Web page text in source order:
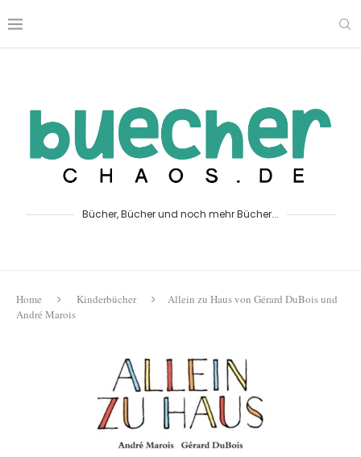
Bücher, Bücher und noch mehr Bücher...
Home Kinderbücher
Allein zu Haus von Gérard DuBois und
André Marois